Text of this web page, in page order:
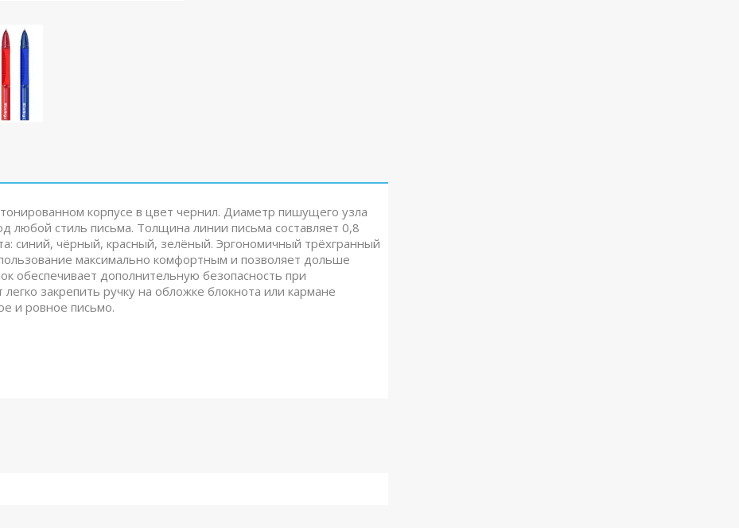
корпусе в цвет чернил. Диаметр пишущего узла
любой стиль письма. Толщина линии письма составляет 0,8
синий, чёрный, красный, зелёный. Эргономичный трёхгранный
максимально комфортным и позволяет дольше
обеспечивает дополнительную безопасность при
закрепить ручку на обложке блокнота или кармане
и ровное письмо.